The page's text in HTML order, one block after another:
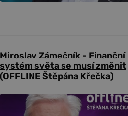
Miroslav Zámečník - Finanční
systém světa se musí změnit
(OFFLINE Štěpána Křečka)